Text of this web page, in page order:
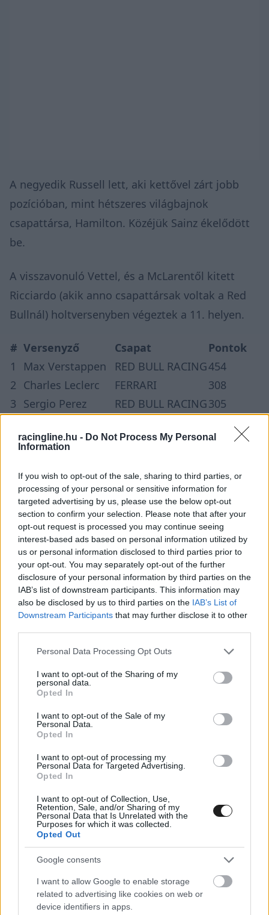
racingline.hu - Do Not Process My Personal
Information
If you wish to opt-out of the sale, sharing to third parties, or
processing of your personal or sensitive information for
targeted advertising by us, please use the below opt-out
section to confirm your selection. Please note that after your
opt-out request is processed you may continue seeing
interest-based ads based on personal information utilized by
us or personal information disclosed to third parties prior to
your opt-out. You may separately opt-out of the further
disclosure of your personal information by third parties on the
IAB’s list of downstream participants. This information may
also be disclosed by us to third parties on the IAB’s List of
Downstream Participants that may further disclose it to other
Please note that this website/app uses one or more Google
not limited to your visit or usage behaviour. You may click to
grant or deny consent to Google and its third-party tags to
use your data for below specified purposes in below Google
consent section.
Personal Data Processing Opt Outs
I want to opt-out of the Sharing of my
personal data.
Opted In
I want to opt-out of the Sale of my
Personal Data.
Opted In
I want to opt-out of processing my
Personal Data for Targeted Advertising.
Opted In
I want to opt-out of Collection, Use,
Retention, Sale, and/or Sharing of my
Personal Data that Is Unrelated with the
Purposes for which it was collected.
Opted Out
Google consents
I want to allow Google to enable storage
related to advertising like cookies on web or
device identifiers in apps.
A negyedik Russell lett, aki kettővel zárt jobb
pozícióban, mint hétszeres világbajnok
csapattársa, Hamilton. Közéjük Sainz ékelődött
be.
A visszavonuló Vettel, és a McLarentől kitett
Ricciardo (akik anno csapattársak voltak a Red
Bullnál) holtversenyben végeztek a 11. helyen.
# Versenyző Csapat
Pontok
1
Max Verstappen RED BULL RACING454
2 Charles Leclerc FERRARI
308
3 Sergio Perez RED BULL RACING305
Carlos Sainz FERRARI
246
Lando Norris MCLAREN
122
Esteban Ocon ALPINE
92
Fernando Alonso ALPINE
81
10Valtteri Bottas ALFA ROMEO
49
11Daniel Ricciardo MCLAREN
37
Sebastian Vettel ASTON MARTIN
37
13Kevin MagnussenHAAS
25
14Pierre Gasly ALPHATAURI
23
Mick Schumacher HAAS
Zhou Guanyu ALFA ROMEO
6
Alexander Albon
Nicholas Latifi WILLIAMS
2
Nyck De Vries
Nico Hulkenberg ASTON MARTIN 0